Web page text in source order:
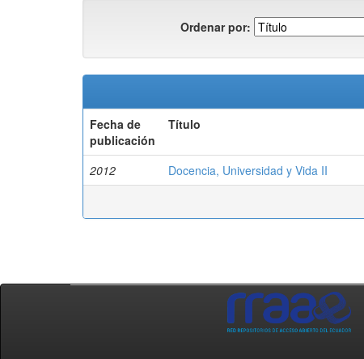
Ordenar por:
Fecha de
publicación
Título
2012 Docencia, Universidad y Vida II